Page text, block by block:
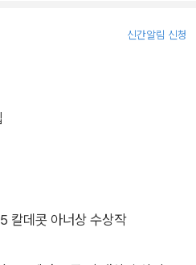
신간알림 신청
칼데콧 아너상 수상작